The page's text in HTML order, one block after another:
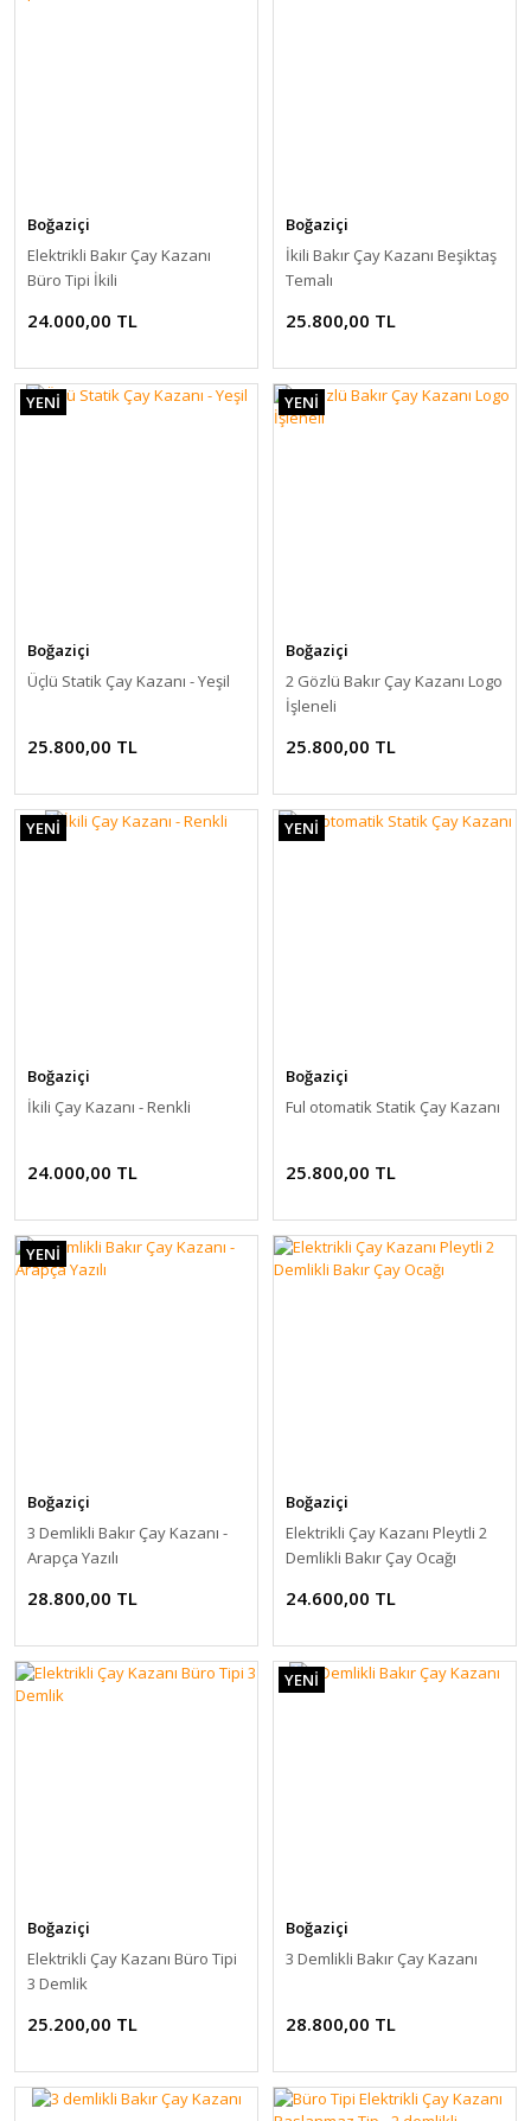
Boğaziçi
Elektrikli Bakır Çay Kazanı
Büro Tipi İkili
24.000,00 TL
Boğaziçi
İkili Bakır Çay Kazanı Beşiktaş
Temalı
25.800,00 TL
YENİ
Boğaziçi
Üçlü Statik Çay Kazanı - Yeşil
25.800,00 TL
YENİ
Boğaziçi
2 Gözlü Bakır Çay Kazanı Logo
İşleneli
25.800,00 TL
YENİ
Boğaziçi
İkili Çay Kazanı - Renkli
24.000,00 TL
YENİ
Boğaziçi
Ful otomatik Statik Çay Kazanı
25.800,00 TL
YENİ
Boğaziçi
3 Demlikli Bakır Çay Kazanı -
Arapça Yazılı
28.800,00 TL
Boğaziçi
Elektrikli Çay Kazanı Pleytli 2
Demlikli Bakır Çay Ocağı
24.600,00 TL
Boğaziçi
Elektrikli Çay Kazanı Büro Tipi
3 Demlik
25.200,00 TL
YENİ
Boğaziçi
3 Demlikli Bakır Çay Kazanı
28.800,00 TL